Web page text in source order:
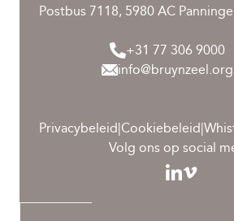
Postbus 7118, 5980 AC
+31 77 306 9000
info@bruynzeel.org
Privacybeleid|Cookiebeleid|
Volg ons op social